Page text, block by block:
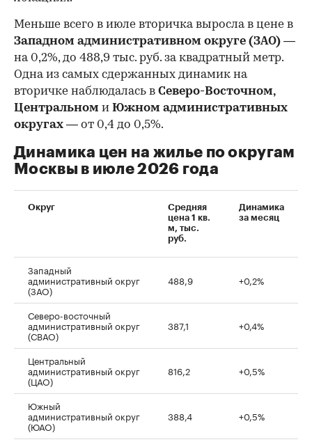
Меньше всего в июле вторичка выросла в цене в
Западном административном округе (ЗАО) —
на 0,2%, до 488,9 тыс. руб. за квадратный метр.
Одна из самых сдержанных динамик на
вторичке наблюдалась в Северо-Восточном,
Центральном и Южном административных
округах — от 0,4 до 0,5%.
Динамика цен на жилье по округам
Москвы в июле 2026 года
Округ
Средняя
цена 1 кв.
м, тыс.
руб.
Динамика
за месяц
Западный
административный округ
(ЗАО)
488,9 +0,2%
Северо-восточный
административный округ
(СВАО)
387,1 +0,4%
Центральный
административный округ
(ЦАО)
816,2 +0,5%
Южный
административный округ
(ЮАО)
388,4 +0,5%